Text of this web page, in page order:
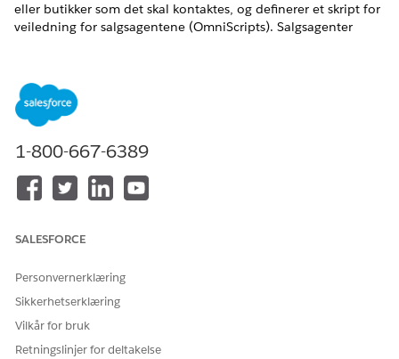
eller butikker som det skal kontaktes, og definerer et skript for
veiledning for salgsagentene (OmniScripts). Salgsagenter
Her er arbeidsflyten for ulike brukerpersoner i Consumer
Goods Cloud for Sales.
handlingslistedefinisjon
Overordnet/salgsleder:
Opprett en handlingsliste over kunder basert på
Sales Agents (salgsagenter):
Utføre en handling
Oppfølging av tidsplan
1-800-667-6389
SALESFORCE
Personvernerklæring
Sikkerhetserklæring
Vilkår for bruk
Retningslinjer for deltakelse